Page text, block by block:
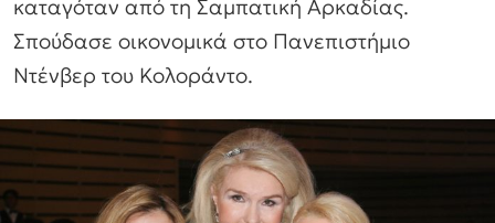
καταγόταν από τη Σαμπατική Αρκαδίας.
Σπούδασε οικονομικά στο Πανεπιστήμιο
Ντένβερ του Κολοράντο.